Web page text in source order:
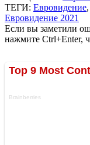
ТЕГИ: Евровидение,
Евровидение 2021
Если вы заметили
нажмите Ctrl+Enter,